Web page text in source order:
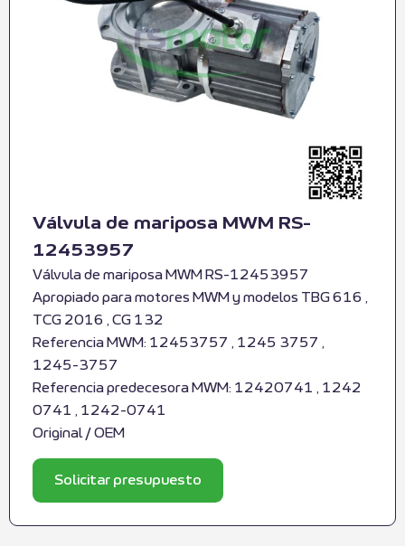
Válvula de mariposa MWM RS-
12453957
Válvula de mariposa MWM RS-12453957
Apropiado para motores MWM y modelos TBG 616 ,
TCG 2016 , CG 132
Referencia MWM: 12453757 , 1245 3757 ,
1245-3757
Referencia predecesora MWM: 12420741 , 1242
0741 , 1242-0741
Original / OEM
Solicitar presupuesto